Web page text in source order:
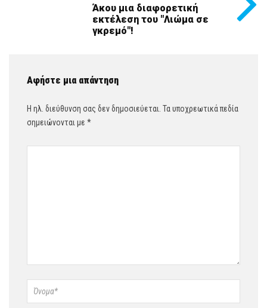
Άκου μια διαφορετική
εκτέλεση του "Λιώμα σε
γκρεμό"!
Αφήστε μια απάντηση
Η ηλ. διεύθυνση σας δεν δημοσιεύεται. Τα υποχρεωτικά πεδία
σημειώνονται με *